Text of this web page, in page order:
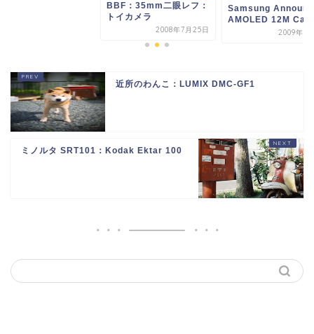
BBF：35mm二眼レフ：
トイカメラ
2008年7月25日
Samsung
AMOLED 12M
2009年10
近所のわんこ：LUMIX DMC-GF1
ミノルタ SRT101：Kodak Ektar 100